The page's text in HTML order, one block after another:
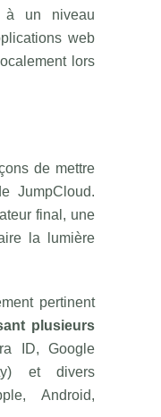
à un niveau
web
lors
de mettre
JumpCloud.
final, une
la lumière
pertinent
plusieurs
ID, Google
et divers
Android,